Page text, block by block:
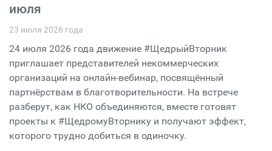
июля
23 июля 2026 года
24 июля 2026 года движение #ЩедрыйВторник
приглашает представителей некоммерческих
организаций на онлайн-вебинар, посвящённый
партнёрствам в благотворительности. На встрече
разберут, как НКО объединяются, вместе готовят
проекты к #ЩедромуВторнику и получают эффект,
которого трудно добиться в одиночку.